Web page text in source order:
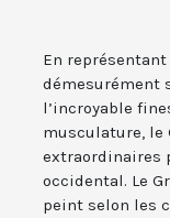
En
démesurément
l’incroyable
musculature, le
extraordinaires
occidental. Le
peint selon les